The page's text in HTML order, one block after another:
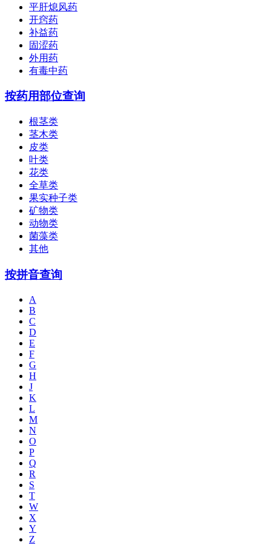
平肝熄风药
开窍药
补益药
固涩药
外用药
有毒中药
按药用部位查询
根茎类
茎木类
皮类
叶类
花类
全草类
果实种子类
矿物类
动物类
菌藻类
其他
按拼音查询
A
B
C
D
E
F
G
H
J
K
L
M
N
O
P
Q
R
S
T
W
X
Y
Z